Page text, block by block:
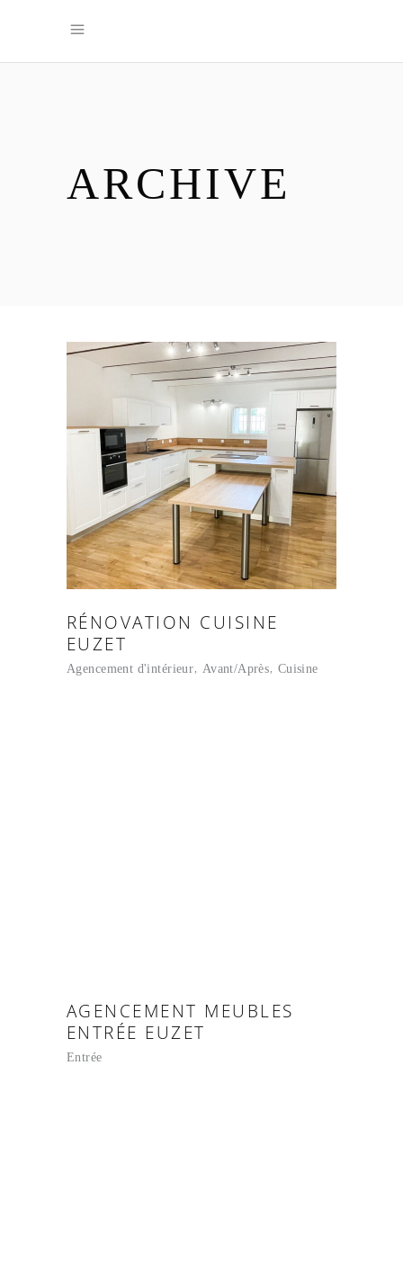
ARCHIVE
RÉNOVATION CUISINE
EUZET
Agencement d'intérieur Avant/Après Cuisine
AGENCEMENT MEUBLES
ENTRÉE EUZET
Entrée